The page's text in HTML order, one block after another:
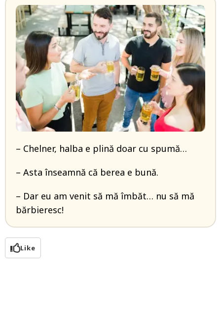
– Chelner, halba e plină doar cu spumă…
– Asta înseamnă că berea e bună.
– Dar eu am venit să mă îmbăt… nu să mă
bărbieresc!
Like